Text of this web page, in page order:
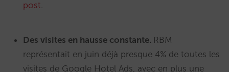
post.
Des visites en hausse constante. RBM
représentait en juin déjà presque 4% de toutes les
visites de Google Hotel Ads, avec en plus une